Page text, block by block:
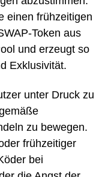
einen frühzeitigen
Token aus
und erzeugt so
Exklusivität.
unter Druck zu
zu bewegen.
frühzeitiger
bei